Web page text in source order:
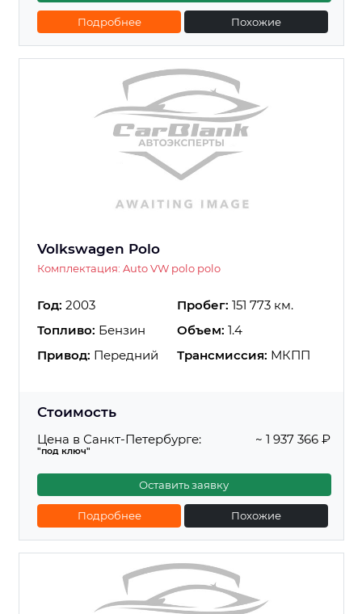
Подробнее Похожие
Volkswagen Polo
Комплектация: Auto VW polo polo
Год: 2003 Пробег: 151 773 км.
Топливо: Бензин Объем: 1.4
Привод: Передний Трансмиссия: МКПП
Стоимость
Цена в Санкт-Петербурге:
"под ключ"
~ 1 937 366 ₽
Оставить заявку
Подробнее Похожие